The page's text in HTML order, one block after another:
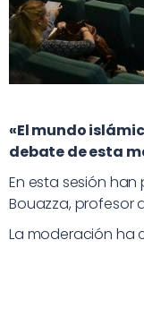
«El mundo
debate de esta
En esta sesión
Bouazza, profesor
La moderación ha